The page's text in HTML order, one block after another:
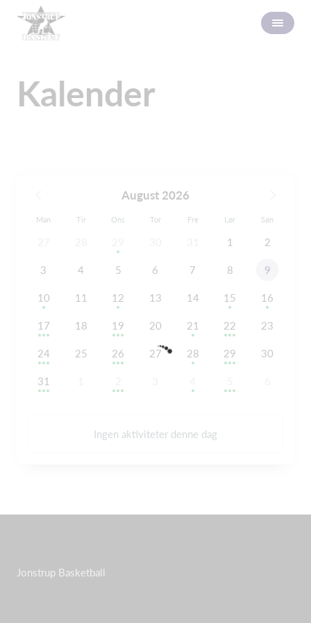
Kalender
August 2026
Man Tir Ons Tor Fre Lør Søn
1 2
3 4 5 6 7 8 9
10 11 12 13 14 15 16
17 18 19 20 21 22 23
24 25 26 27 28 29 30
31
Ingen aktiviteter denne dag
Jonstrup Basketball